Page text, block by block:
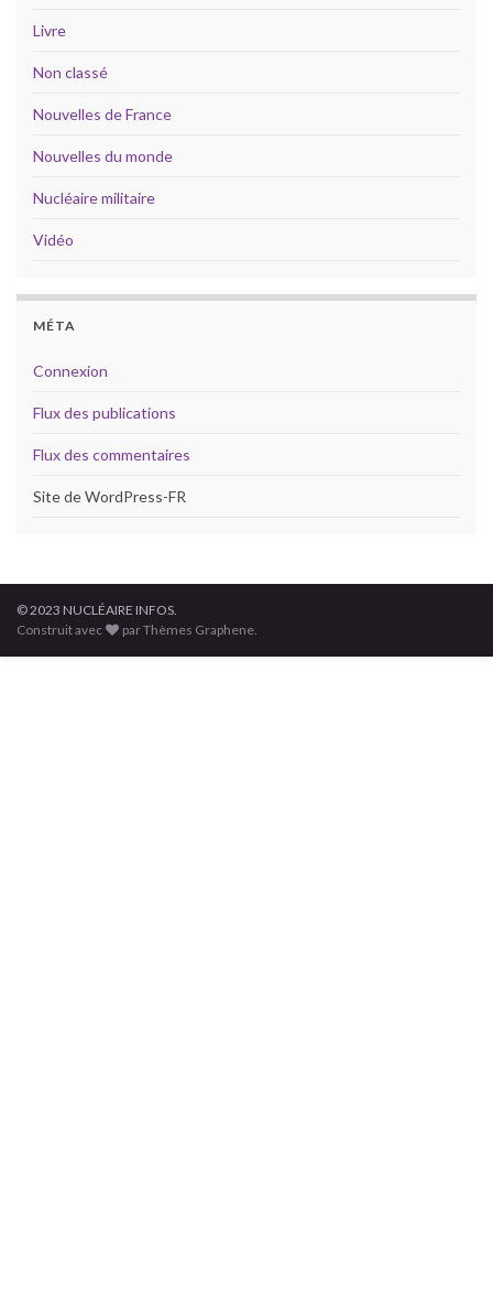
Livre
Non classé
Nouvelles de France
Nouvelles du monde
Nucléaire militaire
Vidéo
MÉTA
Connexion
Flux des publications
Flux des commentaires
Site de WordPress-FR
© 2023 NUCLÉAIRE INFOS.
Construit avec
par Thèmes Graphene.